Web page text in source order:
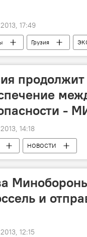
17:49
Грузия
-
14:18
НОВОСТИ
и
12:15